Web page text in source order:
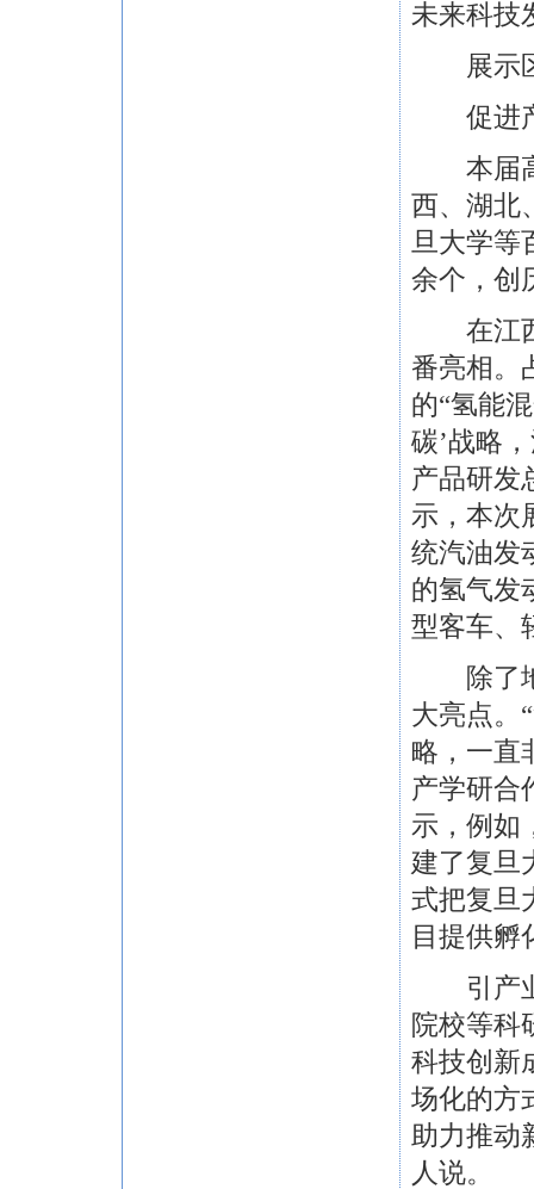
未来科技
展示区
促进产
本届高
西、湖北
旦大学等
余个，创
在江西
番亮相。
的“氢能
碳’战略
产品研发
示，本次
统汽油发
的氢气发
型客车、
除了地
大亮点。
略，一直
产学研合
示，例如
建了复旦
式把复旦
目提供孵
引产业
院校等科
科技创新
场化的方
助力推动
人说。